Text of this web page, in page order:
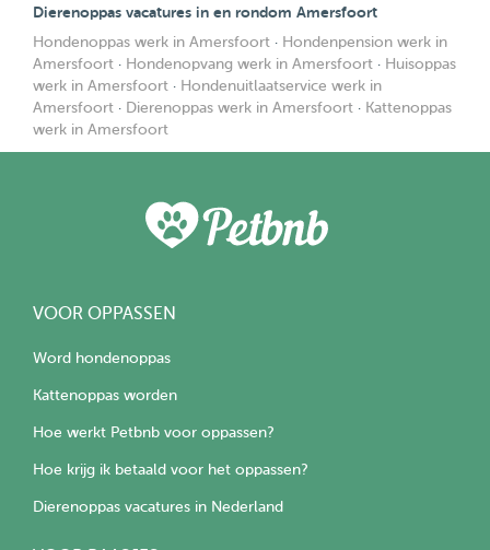
Dierenoppas vacatures in en rondom Amersfoort
Hondenoppas werk in Amersfoort · Hondenpension werk in
Amersfoort · Hondenopvang werk in Amersfoort · Huisoppas
werk in Amersfoort · Hondenuitlaatservice werk in
Amersfoort · Dierenoppas werk in Amersfoort · Kattenoppas
werk in Amersfoort
VOOR OPPASSEN
Word hondenoppas
Kattenoppas worden
Hoe werkt Petbnb voor oppassen?
Hoe krijg ik betaald voor het oppassen?
Dierenoppas vacatures in Nederland